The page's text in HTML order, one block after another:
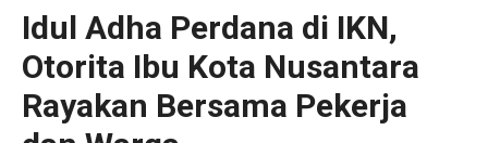
Idul Adha Perdana di IKN,
Otorita Ibu Kota Nusantara
Rayakan Bersama Pekerja